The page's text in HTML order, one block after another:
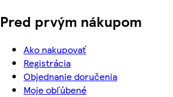
Pred prvým nákupom
Ako nakupovať
Registrácia
Objednanie doručenia
Moje obľúbené